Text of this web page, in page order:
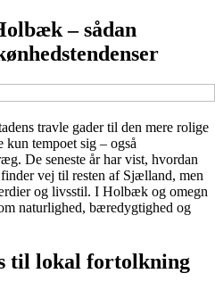
– sådan
travle gader til den mere rolige
tempoet sig – også
De seneste år har vist, hvordan
vej til resten af Sjælland, men
og livsstil. I Holbæk og omegn
naturlighed, bæredygtighed og
til lokal fortolkning